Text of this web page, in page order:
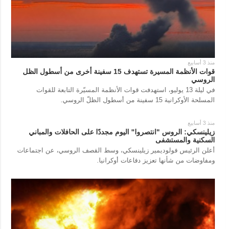
منذ 3 أسابيع
قوات الأنظمة المسيرة تستهدف 15 سفينة أخرى من أسطول الظل
الروسي
في ليلة 13 يوليو، استهدفت قوات الأنظمة المسيّرة التابعة للقوات
المسلحة الأوكرانية 15 سفينة من أسطول الظلّ الروسي.
منذ 3 أسابيع
زيلينسكي: الروس "انتصروا" اليوم مجددًا على الحافلات والمباني
السكنية والمستشفى
أعلن الرئيس فولوديمير زيلينسكي، وسط القصف الروسي، عن اجتماعات
ومفاوضات من شأنها تعزيز دفاعات أوكرانيا.